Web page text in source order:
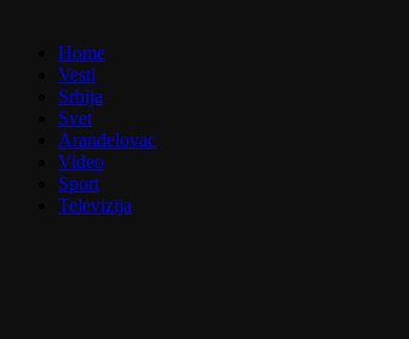
Home
Vesti
Srbija
Svet
Aranđelovac
Video
Sport
Televizija